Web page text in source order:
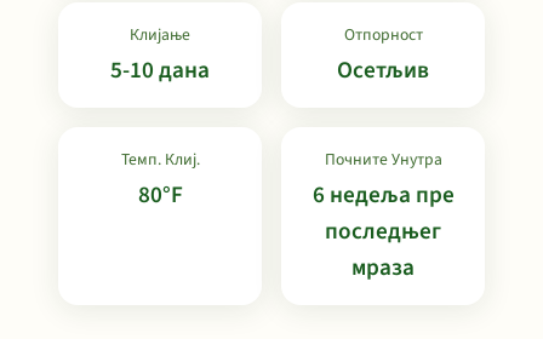
Клијање
5-10 дана
Отпорност
Осетљив
Темп. Клиј.
80°F
Почните Унутра
6 недеља пре
последњег
мраза